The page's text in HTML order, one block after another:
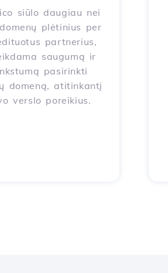
siūlo daugiau nei
plėtinius per
partnerius,
saugumą ir
pasirinkti
domeną, atitinkantį
verslo poreikius.